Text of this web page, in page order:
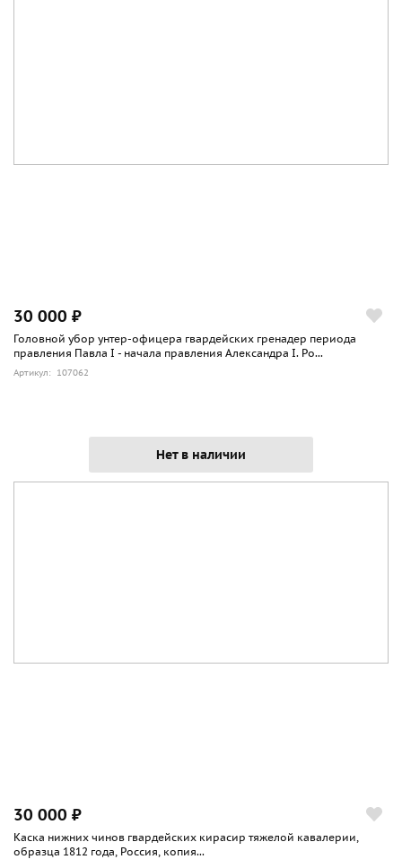
30 000 ₽
Головной убор унтер-офицера гвардейских гренадер периода
правления Павла I - начала правления Александра I. Ро...
Артикул: 107062
Нет в наличии
30 000 ₽
Каска нижних чинов гвардейских кирасир тяжелой кавалерии,
образца 1812 года, Россия, копия...